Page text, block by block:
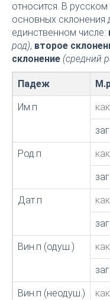
относится. В
основных склонения
единственном числе:
род), второе
склонение (средний
Падеж
Им.п
Род.п
Дат.п
Вин.п (одуш.)
Вин.п (неодуш.)